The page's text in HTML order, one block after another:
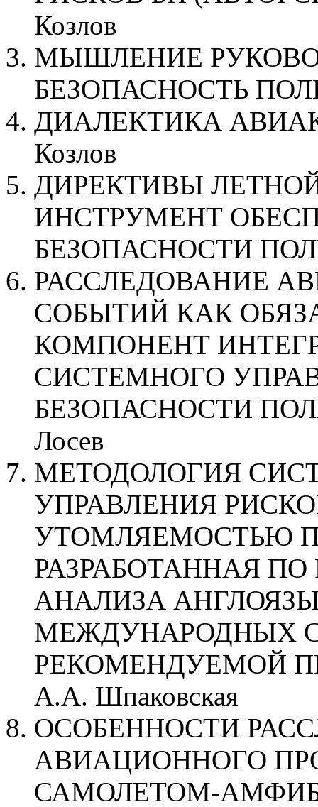
Козлов
МЫШЛЕНИЕ
БЕЗОПАСНОСТЬ
ДИАЛЕКТИКА
Козлов
ДИРЕКТИВЫ
ИНСТРУМЕНТ
БЕЗОПАСНОСТИ
РАССЛЕДОВАНИЕ
СОБЫТИЙ КАК
КОМПОНЕНТ
СИСТЕМНОГО
БЕЗОПАСНОСТИ
Лосев
МЕТОДОЛОГИЯ
УПРАВЛЕНИЯ
УТОМЛЯЕМОСТЬЮ
РАЗРАБОТАННАЯ ПО
АНАЛИЗА
МЕЖДУНАРОДНЫХ
РЕКОМЕНДУЕМОЙ
А.А. Шпаковская
ОСОБЕННОСТИ
АВИАЦИОННОГО
САМОЛЕТОМ-